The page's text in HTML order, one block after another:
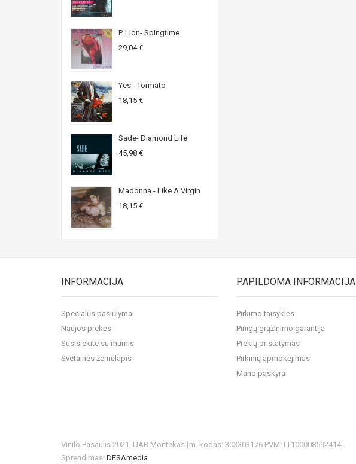
P. Lion- Spingtime
29,04 €
Yes - Tormato
18,15 €
Sade- Diamond Life
45,98 €
Madonna - Like A Virgin
18,15 €
INFORMACIJA
Specialūs pasiūlymai
Naujos prekės
Susisiekite su mumis
Svetainės žemėlapis
PAPILDOMA INFORMACIJA
Pirkimo taisyklės
Pinigų grąžinimo garantija
Prekių pristatymas
Pirkinių apmokėjimas
Mano paskyra
Vinilo Pasaulis 2021, UAB Montekas Įm. kodas: 303303176 PVM: LT100008592414
Sprendimas: DESAmedia